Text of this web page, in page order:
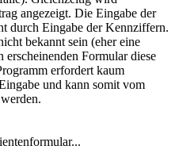
angezeigt. Die Eingabe der
durch Eingabe der Kennziffern.
bekannt sein (eher eine
erscheinenden Formular diese
erfordert kaum
und kann somit vom